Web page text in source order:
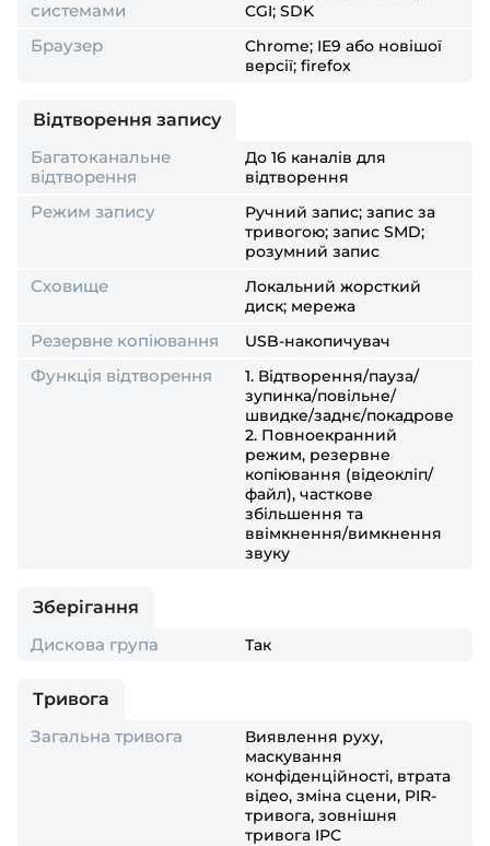
системами
CGI; SDK
Браузер
Chrome; IE9 або новішої
версії; firefox
Відтворення запису
Багатоканальне
відтворення
До 16 каналів для
відтворення
Режим запису
Ручний запис; запис за
тривогою; запис SMD;
розумний запис
Сховище
Локальний жорсткий
диск; мережа
Резервне копіювання USB-накопичувач
Функція відтворення
1. Відтворення/пауза/
зупинка/повільне/
швидке/заднє/покадрове
2. Повноекранний
режим, резервне
копіювання (відеокліп/
файл), часткове
збільшення та
ввімкнення/вимкнення
звуку
Зберігання
Дискова група
Так
Тривога
Загальна тривога
Виявлення руху,
маскування
конфіденційності, втрата
відео, зміна сцени, PIR-
тривога, зовнішня
тривога IPC